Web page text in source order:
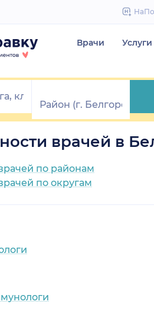
Врачи Услуги
врачей в
по районам
по округам